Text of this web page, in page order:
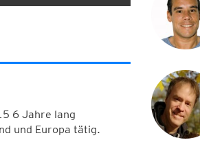
6 Jahre lang
und Europa tätig.